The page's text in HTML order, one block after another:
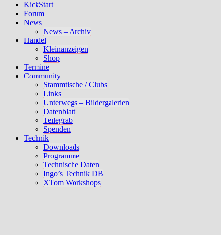
KickStart
Forum
News
News – Archiv
Handel
Kleinanzeigen
Shop
Termine
Community
Stammtische / Clubs
Links
Unterwegs – Bildergalerien
Datenblatt
Teilegrab
Spenden
Technik
Downloads
Programme
Technische Daten
Ingo’s Technik DB
XTom Workshops